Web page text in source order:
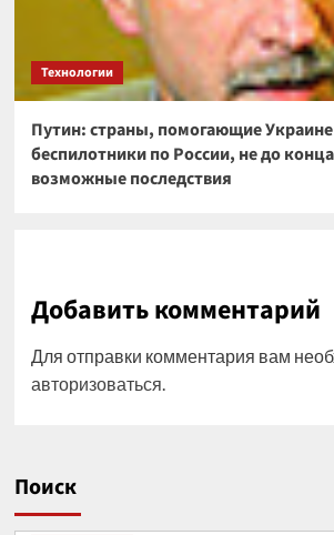
Технологии
Путин: страны, помогающие Украине
беспилотники по России, не до
возможные последствия
Добавить комментарий
Для отправки комментария вам
авторизоваться
Поиск